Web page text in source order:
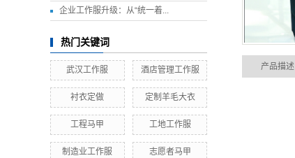
企业工作服升级：从“统一着...
热门关键词
武汉工作服 酒店管理工作服
衬衣定做 定制羊毛大衣
工程马甲 工地工作服
制造业工作服 志愿者马甲
产品描述